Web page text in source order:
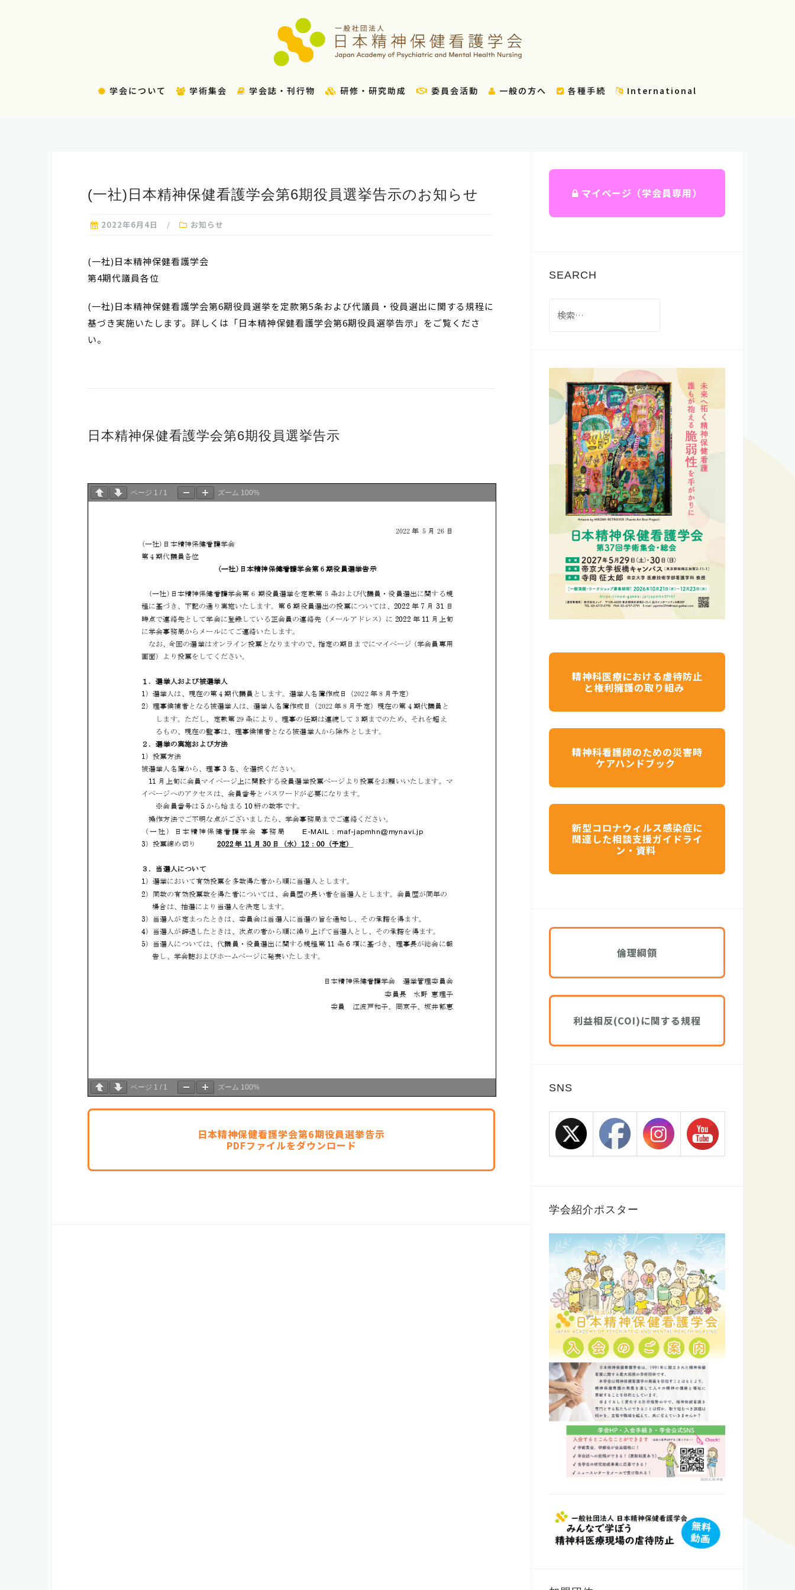
学会について 学術集会 学会誌・刊行物 研修・研究助成 委員会活動 一般の方へ 各種手続 International
(一社)日本精神保健看護学会第6期役員選挙告示のお知らせ
2022年6月4日 お知らせ
(一社)日本精神保健看護学会
第4期代議員各位
(一社)日本精神保健看護学会第6期役員選挙を定款第5条および代議員・役員選出に関する規程に
基づき実施いたします。詳しくは「日本精神保健看護学会第6期役員選挙告示」をご覧くださ
い。
日本精神保健看護学会第6期役員選挙告示
ページ 1 / 1 ズーム 100%
ページ 1 / 1 ズーム 100%
日本精神保健看護学会第6期役員選挙告示
PDFファイルをダウンロード
マイページ（学会員専用）
SEARCH
索:
精神科医療における虐待防止
と権利擁護の取り組み
精神科看護師のための災害時
ケアハンドブック
新型コロナウィルス感染症に
関連した相談支援ガイドライ
ン・資料
倫理綱領
利益相反(COI)に関する規程
SNS
学会紹介ポスター